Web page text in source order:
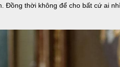
Đồng thời không để cho bất cứ ai